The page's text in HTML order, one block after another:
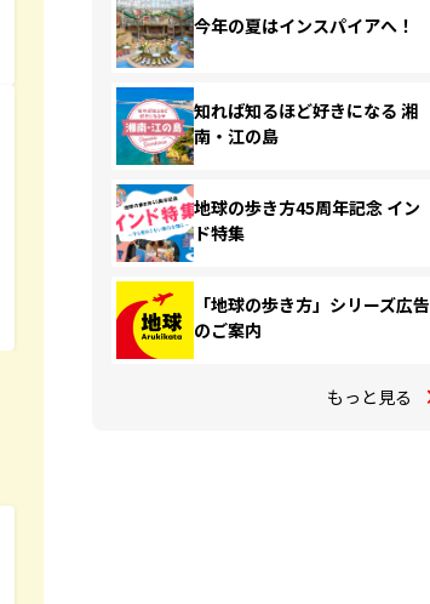
今年の夏はインスパイアへ！
知れば知るほど好きになる 湘
南・江の島
地球の歩き方45周年記念 イン
ド特集
「地球の歩き方」シリーズ広告
のご案内
もっと見る